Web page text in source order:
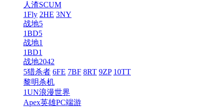
人渣SCUM
1Fly 2HE 3NY
战地5
1BD5
战地1
1BD1
战地2042
5猎杀者 6FE 7BF 8RT 9ZP 10TT
黎明杀机
1UN浪漫世界
Apex英雄PC端游